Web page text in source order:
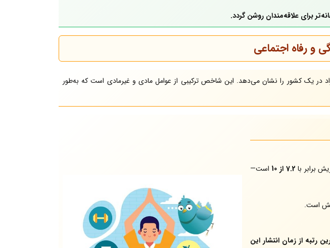
برای علاقه‌مندان روشن گردد.
و رفاه اجتماعی
در یک کشور را نشان می‌دهد. این شاخص ترکیبی از عوامل مادی و غیرمادی است که به‌طور
7.2 از 10
است—
است.
رتبه از زمان انتشار این